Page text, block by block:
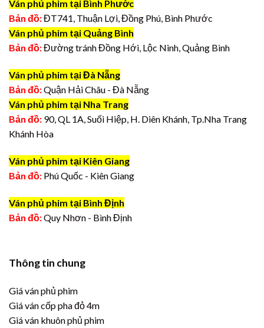
Ván phủ phim tại Bình Phước
Bản đồ:ĐT741, Thuận Lợi, Đồng Phú, Bình Phước
Ván phủ phim tại Quảng Bình
Bản đồ:Đường tránh Đồng Hới, Lộc Ninh, Quảng Bình
Ván phủ phim tại Đà Nẵng
Bản đồ:Quận Hải Châu - Đà Nẵng
Ván phủ phim tại Nha Trang
Bản đồ: 90, QL 1A, Suối Hiệp, H. Diên Khánh, Tp.Nha Trang
Khánh Hòa
Ván phủ phim tại Kiên Giang
Bản đồ: Phú Quốc - Kiên Giang
Ván phủ phim tại Bình Định
Bản đồ:Quy Nhơn - Bình Định
Thông tin chung
Giá ván phủ phim
Giá ván cốp pha đỏ 4m
Giá ván khuôn phủ phim